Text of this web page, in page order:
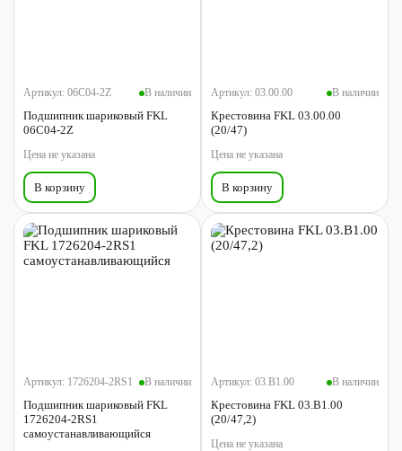
Артикул: 06C04-2Z В наличии
Подшипник шариковый FKL
06C04-2Z
Цена не указана
В корзину
Артикул: 03.00.00 В наличии
Крестовина FKL 03.00.00
(20/47)
Цена не указана
В корзину
Артикул: 1726204-2RS1 В наличии
Подшипник шариковый FKL
1726204-2RS1
самоустанавливающийся
Артикул: 03.B1.00 В наличии
Крестовина FKL 03.B1.00
(20/47,2)
Цена не указана